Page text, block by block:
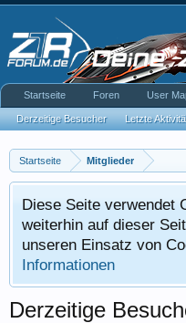
Startseite Mitglieder
Diese Seite verwendet
weiterhin auf dieser
unseren Einsatz von
Informationen
Derzeitige
Startseite Foren User
Derzeitige Besucher Letzte